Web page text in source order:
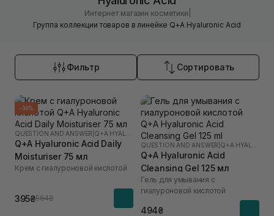
Интернет магазин косметики
Группа коллекции товаров в линейке Q+A Hyaluronic Acid
Фильтр Сортировать
-30%
QUESTION AND ANSWER
Q+A Hyaluronic Acid Daily
Moisturiser 75 мл
Крем с гиалуроновой кислотой
395₴564₴
QUESTION AND ANSWER
Q+A Hyaluronic Acid
Cleansing Gel 125 мл
Гель для умывания с
гиалуроновой кислотой
494₴